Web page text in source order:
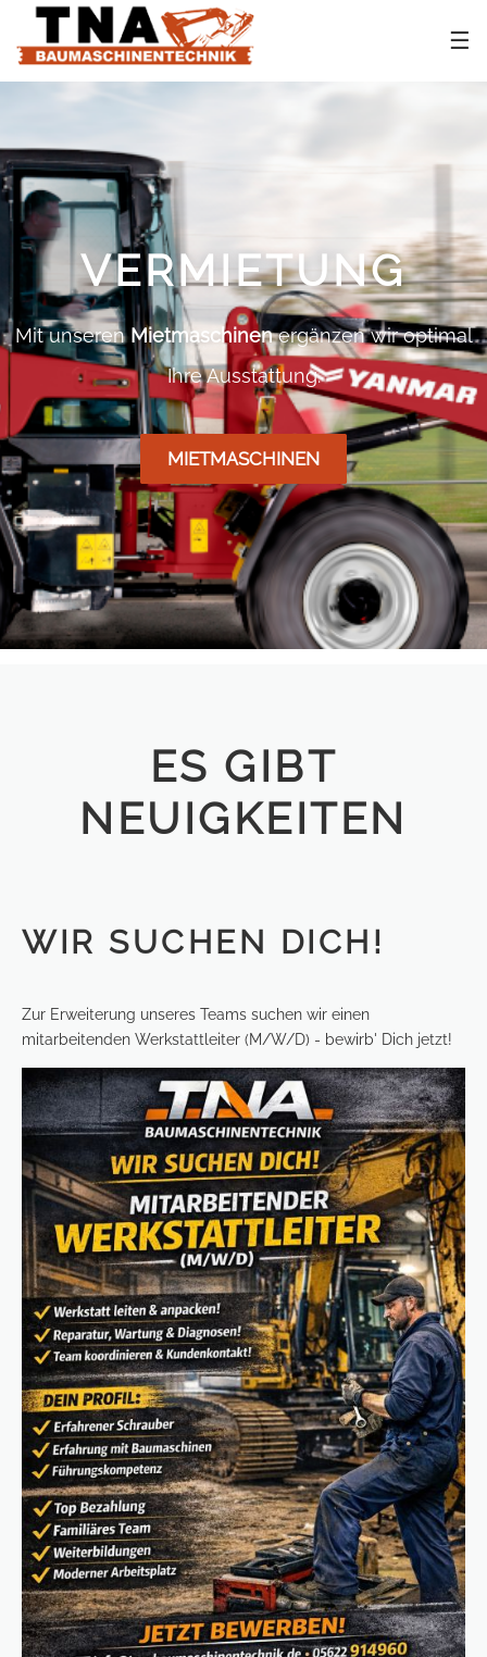
☰
VERMIETUNG
Mit unserenMietmaschinenergänzen wir optimal
Ihre Ausstattung.
MIETMASCHINEN
ES GIBT
NEUIGKEITEN
WIR SUCHEN DICH!
Zur Erweiterung unseres Teams suchen wir einen
mitarbeitenden Werkstattleiter (M/W/D) - bewirb' Dich jetzt!